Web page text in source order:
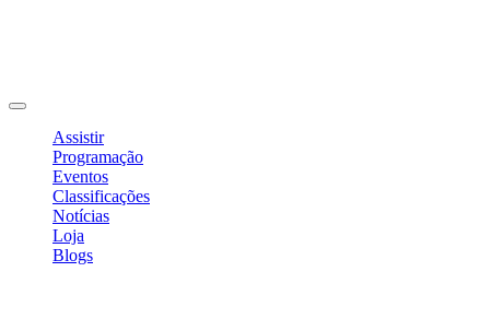
Assistir
Programação
Eventos
Classificações
Notícias
Loja
Blogs